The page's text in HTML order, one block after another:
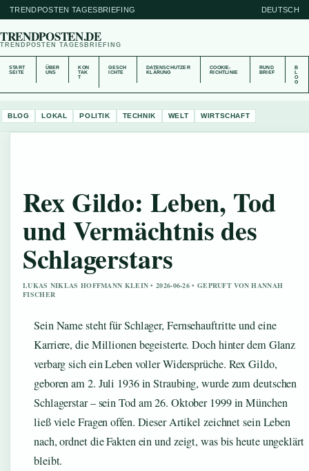
TRENDPOSTEN TAGESBRIEFING DEUTSCH
TRENDPOSTEN.DE
TRENDPOSTEN TAGESBRIEFING
START
SEITE
ÜBER
UNS
KON
TAK
T
GESCH
ICHTE
DATENSCHUTZER
KLÄRUNG
COOKIE-
RICHTLINIE
RUND
BRIEF
B
O
G
BLOG LOKAL POLITIK TECHNIK WELT WIRTSCHAFT
Rex Gildo: Leben, Tod
und Vermächtnis des
Schlagerstars
LUKAS NIKLAS HOFFMANN KLEIN • 2026-06-26 • GEPRUFT VON HANNAH
FISCHER
Sein Name steht für Schlager, Fernsehauftritte und eine
Karriere, die Millionen begeisterte. Doch hinter dem Glanz
verbarg sich ein Leben voller Widersprüche. Rex Gildo,
geboren am 2. Juli 1936 in Straubing, wurde zum deutschen
Schlagerstar – sein Tod am 26. Oktober 1999 in München
ließ viele Fragen offen. Dieser Artikel zeichnet sein Leben
nach, ordnet die Fakten ein und zeigt, was bis heute ungeklärt
bleibt.